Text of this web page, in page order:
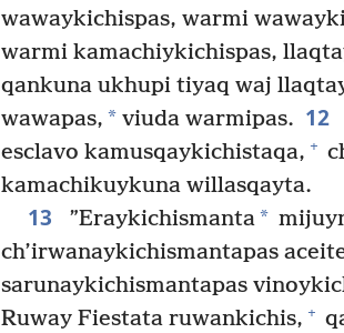
wawaykichispas, warmi
warmi kamachiykichispas,
qankuna ukhupi tiyaq waj
wawapas, * viuda warmipas. 12
esclavo kamusqaykichistaqa, +
kamachikuykuna willasqayta.
13 ”Eraykichismanta*
ch’irwanaykichismantapas
sarunaykichismantapas
Ruway Fiestata ruwankichis, +